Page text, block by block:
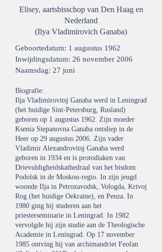
Elisey, aartsbisschop van Den Haag en
Nederland
(Ilya Vladimirovich Ganaba)
Geboortedatum: 1 augustus 1962
Inwijdingsdatum: 26 november 2006
Naamsdag: 27 juni
Biografie:
Ilja Vladimirovitsj Ganaba werd in Leningrad
(het huidige Sint-Petersburg, Rusland)
geboren op 1 augustus 1962. Zijn moeder
Ksenia Stepanovna Ganaba ontsliep in de
Heer op 29 augustus 2006. Zijn vader
Vladimir Alexandrovitsj Ganaba werd
geboren in 1934 en is protodiaken van
Drievuldigheidskathedraal van het bisdom
Podolsk in de Moskou-regio. In zijn jeugd
woonde Ilja in Petrozavodsk, Vologda, Krivoj
Rog (het huidige Oekraine), en Penza. In
1980 ging hij studeren aan het
priesterseminarie in Leningrad. In 1982
vervolgde hij zijn studie aan de Theologische
Academie in Leningrad. Op 17 november
1985 ontving hij van archimandriet Feofan